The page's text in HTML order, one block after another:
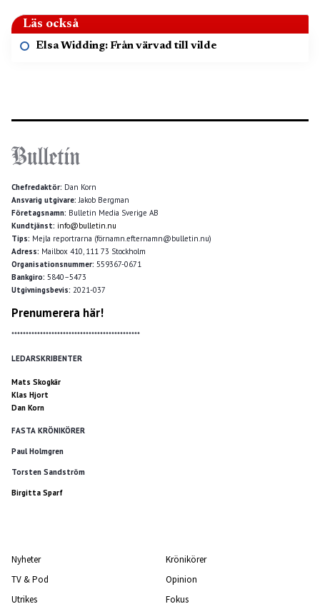
Läs också
Elsa Widding: Från värvad till vilde
Chefredaktör: Dan Korn
Ansvarig utgivare:Jakob Bergman
Företagsnamn: Bulletin Media Sverige AB
Kundtjänst: info@bulletin.nu
Tips: Mejla reportrarna (förnamn.efternamn@bulletin.nu)
Adress: Mailbox 410, 111 73 Stockholm
Organisationsnummer: 559367-0671
Bankgiro: 5840–5473
Utgivningsbevis: 2021-037
Prenumerera här!
*********************************************
LEDARSKRIBENTER
Mats Skogkär
Klas Hjort
Dan Korn
FASTA KRÖNIKÖRER
Paul Holmgren
Torsten Sandström
Birgitta Sparf
Nyheter
TV & Pod
Utrikes
Krönikörer
Opinion
Fokus